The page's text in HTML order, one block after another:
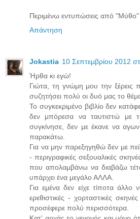
Περιμένω εντυπώσεις από "Μύθο"
Απάντηση
Jokastia 10 Σεπτεμβρίου 2012
Ήρθα κι εγώ!
Γιώτα, τη γνώμη μου την ξέρεις
συζητήσει πολύ οι δυό μας το
Το συγκεκριμένο βιβλίο δεν
δεν μπόρεσα να ταυτιστώ με
συγκίνησε, δεν με έκανε να
παρακάτω.
Για να μην παρεξηγηθώ δεν με
- περιγραφικές σεξουαλικές
που απολαμβάνω να διαβάζω
υπάρχει ένα μεγάλο ΑΛΛΑ.
Για εμένα δεν είχε τίποτα
ερεθιστικές - χορταστικές
προσέφερε πολύ περισσότερα.